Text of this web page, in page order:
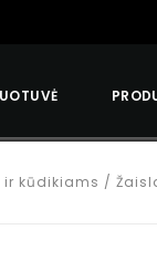
kūdikiams /